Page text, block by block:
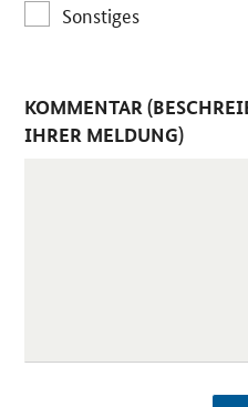
Sonstiges
KOMMENTAR
IHRER MELDUNG)